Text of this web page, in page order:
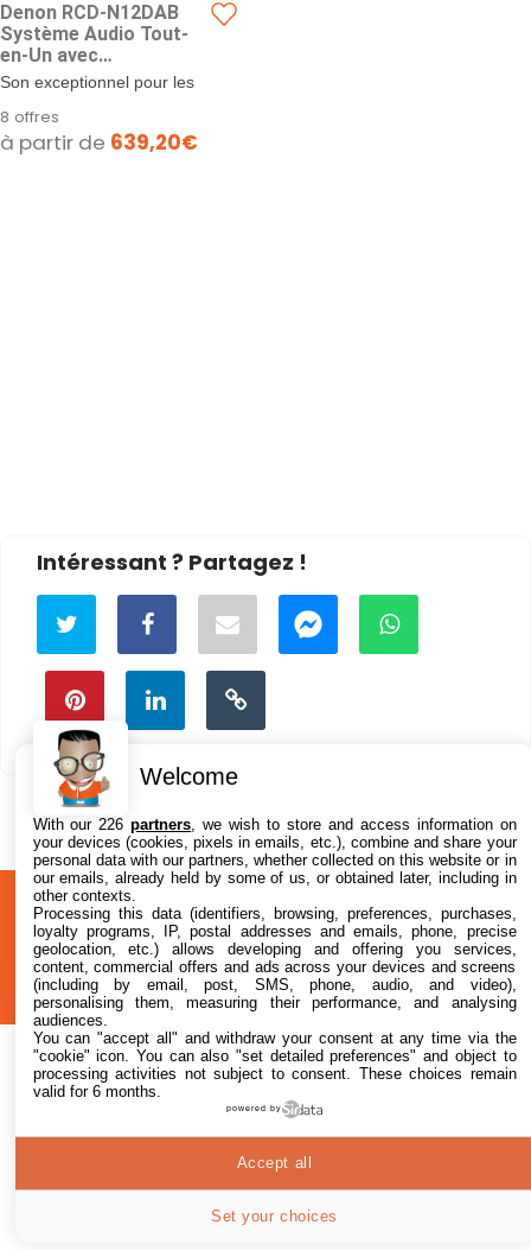
Denon RCD-N12DAB
Système Audio Tout-
en-Un avec
Amplificateur HiFi,
Lecteur CD, Streaming
HEOS, Bluetooth, Wi-FI,
AirPlay 2, Radio Dab+ -
Noir
Son exceptionnel pour les
système compact et...
8 offres
à partir de 639,20€
Intéressant ? Partagez !
A
propos
Confidentialité
© 2012-2026
i2CMedia
Welcome
With our 226partners , we wish to store and access information on
your devices (cookies, pixels in emails, etc.), combine and share your
personal data with our partners, whether collected on this website or in
our emails, already held by some of us, or obtained later, including in
other contexts.
Processing this data (identifiers, browsing, preferences, purchases,
loyalty programs, IP, postal addresses and emails, phone, precise
geolocation, etc.) allows developing and offering you services,
content, commercial offers and ads across your devices and screens
(including by email, post, SMS, phone, audio, and video),
personalising them, measuring their performance, and analysing
audiences.
You can "accept all" and withdraw your consent at any time via the
"cookie" icon . You can also "set detailed preferences" and object to
processing activities not subject to consent. These choices remain
valid for 6 months.
powered by
Set your choices
Accept all